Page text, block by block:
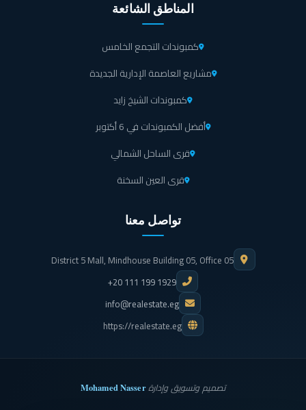
المناطق الشائعة
كمبوندات التجمع الخامس
مشاريع العاصمة الإدارية الجديدة
كمبوندات الشيخ زايد
أفضل الكمبوندات في 6 أكتوبر
قرى الساحل الشمالي
قرى العين السخنة
تواصل معنا
District 5 Mall, Mindhouse Building 05, Office 05
+20 111 199 1929
info@realestate.eg
https://realestate.eg
تصميم وتسويق وإدارةMohamed Nasser